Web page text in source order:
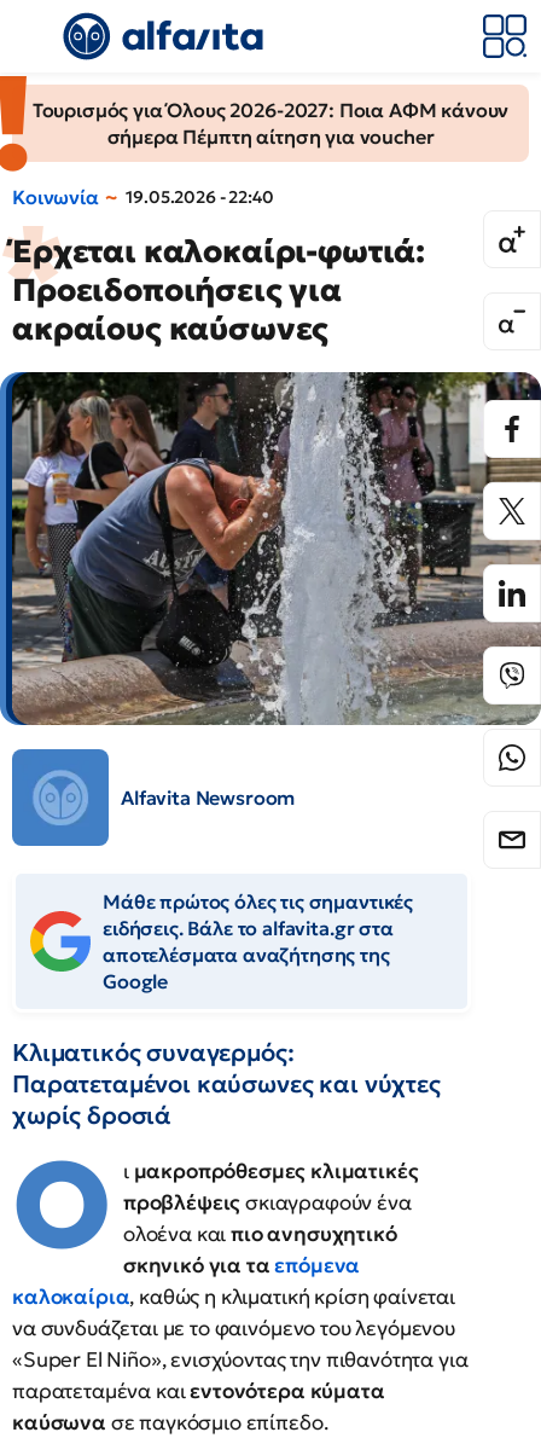
Τουρισμός για Όλους 2026-2027: Ποια ΑΦΜ κάνουν
σήμερα Πέμπτη αίτηση για voucher
Κοινωνία 19.05.2026 - 22:40
Έρχεται καλοκαίρι-φωτιά:
Προειδοποιήσεις για
ακραίους καύσωνες
Alfavita Newsroom
Μάθε πρώτος όλες τις σημαντικές
ειδήσεις. Βάλε το alfavita.gr στα
αποτελέσματα αναζήτησης της
Google
Κλιματικός συναγερμός:
Παρατεταμένοι καύσωνες και νύχτες
χωρίς δροσιά
Ο ι μακροπρόθεσμες κλιματικές
προβλέψειςσκιαγραφούν ένα
ολοένα καιπιο ανησυχητικό
σκηνικό για ταεπόμενα
καλοκαίρια, καθώς η κλιματική κρίση φαίνεται
να συνδυάζεται με το φαινόμενο του λεγόμενου
«Super El Niño», ενισχύοντας την πιθανότητα για
παρατεταμένα καιεντονότερα κύματα
καύσωνα σε παγκόσμιο επίπεδο.